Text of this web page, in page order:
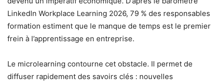
LinkedIn Workplace Learning 2026, 79 % des responsables
formation estiment que le manque de temps est le premier
frein à l’apprentissage en entreprise.
Le microlearning contourne cet obstacle. Il permet de
diffuser rapidement des savoirs clés : nouvelles